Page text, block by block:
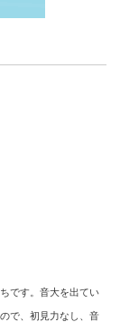
です。音大を出てい
で、初見力なし、音